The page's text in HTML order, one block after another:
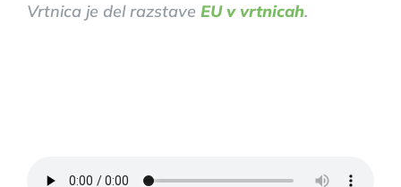
Vrtnica je del razstave EU v vrtnicah.